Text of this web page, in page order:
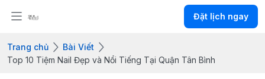
Đặt lịch ngay
Trang chủ
Bài Viết
Top 10 Tiệm Nail Đẹp và Nổi Tiếng Tại Quận Tân Bình